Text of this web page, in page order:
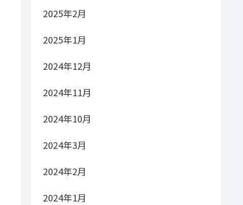
2025年2月
2025年1月
2024年12月
2024年11月
2024年10月
2024年3月
2024年2月
2024年1月